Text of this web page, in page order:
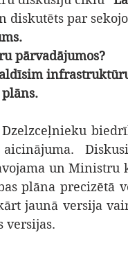
diskutēts par
pārvadājumos?
aicinājuma.
un
plāna precizētā
jaunā versija
versijas.